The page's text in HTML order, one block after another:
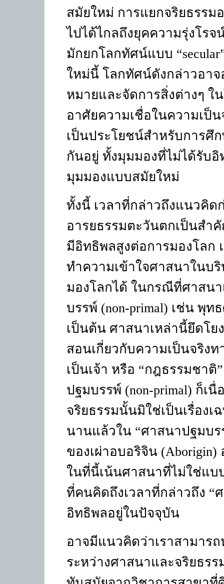
สมัยใหม่ การแยกจริยธรร
ไปได้ไกลถึงยุคความรุ่งโร
มักยกโลกทัศน์แบบ “
ใหม่นี้ โลกทัศน์ดังกล่าวอาจ
หมายและจัดการสิ่งต่างๆ ใ
อาศัยความเชื่อในความเป็
เป็นประโยชน์สำหรับการศึ
กันอยู่ ทั้งมุมมองที่ไม่ได้รับ
มุมมองแบบสมัยใหม่
ทั้งนี้ เวลาที่กล่าวถึงแนวคิ
อารยธรรมตะวันตกเป็นสำ
มีอิทธิพลสูงต่อการมองโลก
ทำความเข้าใจศาสนาในบ
มองโลกได้ ในกรณีที่ศาสน
บรรพ์ (non-primal) เช่น พุท
เป็นต้น ศาสนาเหล่านี้ยึดโย
สอนเกี่ยวกับความเป็นจริง
เป็นเจ้า หรือ “กฎธรรมชา
ปฐมบรรพ์ (non-primal) ก็เนื่
จริยธรรมนั้นมิใช่เป็นเรื่อง
นานแล้วใน “ศาสนาปฐมบ
ของเผ่าอบอริจิน (Aborigin)
ในที่นี้เน้นศาสนาที่ไม่ใช่แบ
ที่คนคิดถึงเวลาที่กล่าวถึง
อิทธิพลอยู่ในปัจจุบัน
อาจมีแนวคิดว่าเราสามาร
ระหว่างศาสนาและจริยธร